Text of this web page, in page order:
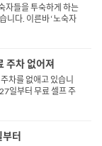
자들을 투숙하게 하는
니다. 이른바 ‘노숙자
루 평균 공실 수...
주차 없어져
차를 없애고 있습니
일부터 무료 셀프 주
텔도 방문객 대상 무료
터